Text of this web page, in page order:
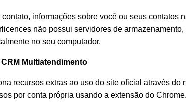
informações sobre você ou seus contatos
não possui servidores de
no seu computador.
Multiatendimento
recursos extras ao uso do site oficial através do
por conta própria usando a extensão do Chrome.